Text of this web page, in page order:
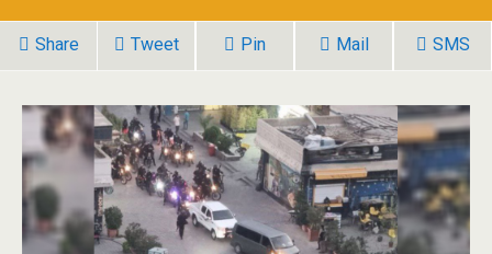
Share Tweet Pin Mail SMS